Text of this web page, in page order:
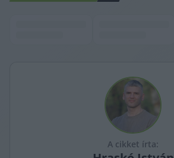
A cikket írta: